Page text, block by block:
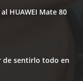
HUAWEI Mate 80
de sentirlo todo en